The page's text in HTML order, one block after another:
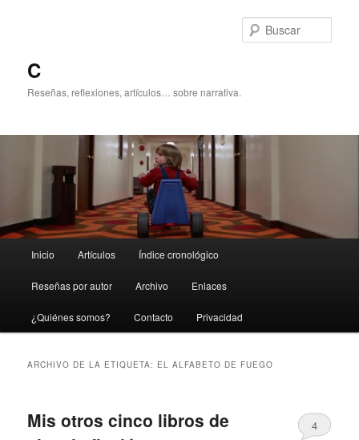
C
Reseñas, reflexiones, artículos… sobre narrativa.
principal
Inicio Artículos Índice cronológico
Reseñas por autor Archivo Enlaces
¿Quiénes somos? Contacto Privacidad
ARCHIVO DE LA ETIQUETA: EL ALFABETO DE FUEGO
Mis otros cinco libros de
4